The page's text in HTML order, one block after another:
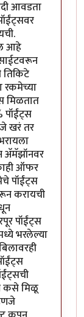
आवडता
आहे
तिकिटे
रकमेच्या
मिळतात
पॉईंट्स
खरं तर
अ‍ॅमॅझॉनवर
ऑफर
पॉईंट्स
करायची
पॉईंट्स
भरलेल्या
कसे मिळू